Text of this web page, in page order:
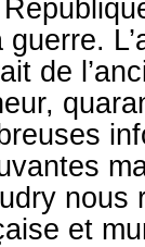
guerre.
de
nous
et